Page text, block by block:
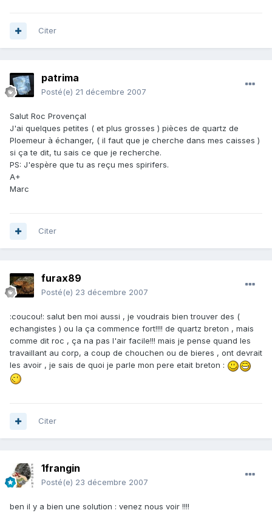
Citer
patrima
Posté(e) 21 décembre 2007
Salut Roc Provençal
J'ai quelques petites ( et plus grosses ) pièces de quartz de
Ploemeur à échanger, ( il faut que je cherche dans mes caisses )
si ça te dit, tu sais ce que je recherche.
PS: J'espère que tu as reçu mes spirifers.
A+
Marc
Citer
furax89
Posté(e) 23 décembre 2007
:coucou!: salut ben moi aussi , je voudrais bien trouver des (
echangistes ) ou la ça commence fort!!!! de quartz breton , mais
comme dit roc , ça na pas l'air facile!!! mais je pense quand les
travaillant au corp, a coup de chouchen ou de bieres , ont devrait
les avoir , je sais de quoi je parle mon pere etait breton :
Citer
1frangin
Posté(e) 23 décembre 2007
ben il y a bien une solution : venez nous voir !!!!